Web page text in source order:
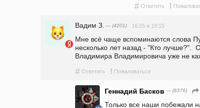
# Ответить !
Вадим З. — (4201) 16.05 в 19:15
Мне всё чаще вспоминаются слова
несколько лет назад - "Кто лучше?".
Владимира Владимировича уже не
# Ответить ! Пожаловаться
Геннадий Басков — (8376)
Только все наши побежали